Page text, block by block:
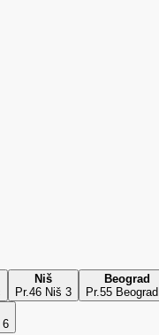
Niš
Pr.46 Niš 3
Beograd
Pr.55
6